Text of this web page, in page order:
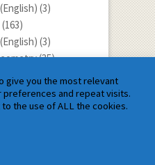
(3)
(163)
(3)
(35)
(132)
(3)
Calculus
give you the most relevant
and repeat visits.
the use of ALL the cookies.